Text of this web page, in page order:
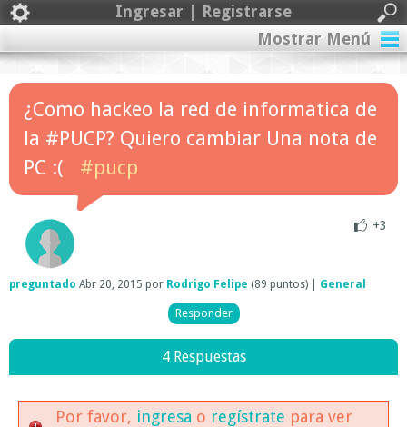
Ingresar | Registrarse
Mostrar Menú
¿Como hackeo la red de informatica de
la #PUCP? Quiero cambiar Una nota de
PC :(
#pucp
+3
preguntado Abr 20, 2015 por Rodrigo Felipe (89 puntos) General
4 Respuestas
Por favor, ingresa o regístrate para ver